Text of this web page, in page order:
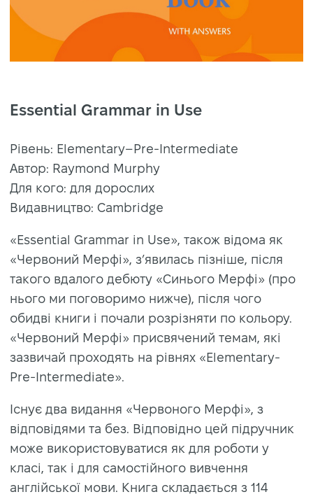
Essential Grammar in Use
Рівень: Elementary–Pre-Intermediate
Автор: Raymond Murphy
Для кого: для дорослих
Видавництво: Cambridge
«Essential Grammar in Use», також відома як
«Червоний Мерфі», з’явилась пізніше, після
такого вдалого дебюту «Синього Мерфі» (про
нього ми поговоримо нижче), після чого
обидві книги і почали розрізняти по кольору.
«Червоний Мерфі» присвячений темам, які
зазвичай проходять на рівнях «Elementary-
Pre-Intermediate».
Існує два видання «Червоного Мерфі», з
відповідями та без. Відповідно цей підручник
може використовуватися як для роботи у
класі, так і для самостійного вивчення
англійської мови. Книга складається з 114